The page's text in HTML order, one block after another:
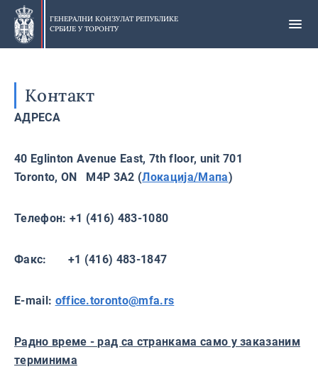
Прескочи
главни
део
ГЕНЕРАЛНИ КОНЗУЛАТ РЕПУБЛИКЕ
СРБИЈЕ У ТОРОНТУ
Контакт
АДРЕСА
40 Eglinton Avenue East, 7th floor, unit 701
Toronto, ON M4P 3A2 (Локација/Мапа)
Телефон: +1 (416) 483-1080
Факс: +1 (416) 483-1847
Е-mail: office.toronto@mfa.rs
Радно време - рад са странкама само у заказаним
терминима